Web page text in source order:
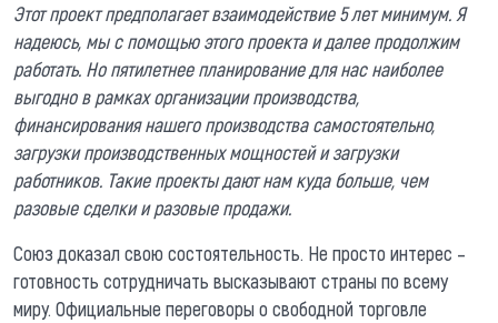
Этот проект предполагает взаимодействие 5 лет минимум. Я
надеюсь, мы с помощью этого проекта и далее продолжим
работать. Но пятилетнее планирование для нас наиболее
выгодно в рамках организации производства,
финансирования нашего производства самостоятельно,
загрузки производственных мощностей и загрузки
работников. Такие проекты дают нам куда больше, чем
разовые сделки и разовые продажи.
Союз доказал свою состоятельность. Не просто интерес –
готовность сотрудничать высказывают страны по всему
миру. Официальные переговоры о свободной торговле